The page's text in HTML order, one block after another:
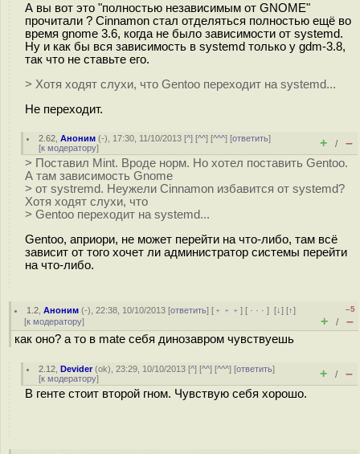
А вы вот это "полностью независимым от GNOME"
прочитали ? Cinnamon стал отделяться полностью ещё во
время gnome 3.6, когда не было зависимости от systemd.
Ну и как бы вся зависимость в systemd только у gdm-3.8,
так что не ставьте его.
> Хотя ходят слухи, что Gentoo переходит на systemd...
Не переходит.
2.62 ,Аноним (-), 17:30, 11/10/2013 [^] [^^] [^^^] [ответить]
[к модератору] + / –
> Поставил Mint. Вроде норм. Но хотел поставить Gentoo.
А там зависимость Gnome
> от systremd. Неужели Cinnamon избавится от systemd?
Хотя ходят слухи, что
> Gentoo переходит на systemd...
Gentoo, априори, не может перейти на что-либо, там всё
зависит от того хочет ли администратор системы перейти
на что-либо.
1.2 ,Аноним (-), 22:38, 10/10/2013 [ответить] [ ﹢﹢﹢] [ · · ·][↓] [↑]
[к модератору]
–5
+ / –
как оно? а то в mate себя динозавром чувствуешь
2.12 ,Devider(ok), 23:29, 10/10/2013 [^] [^^] [^^^] [ответить]
[к модератору] + / –
В генте стоит второй гном. Чувствую себя хорошо.